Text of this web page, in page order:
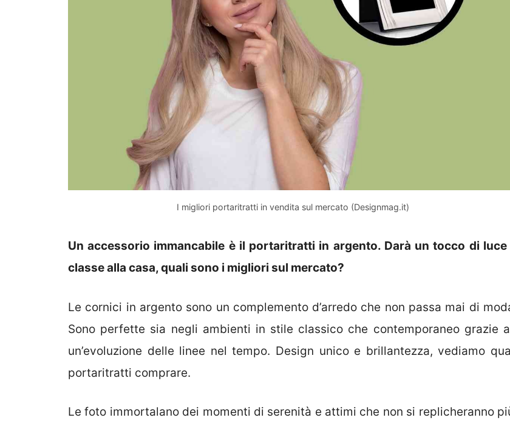
I migliori portaritratti in vendita sul mercato (Designmag.it)
Un accessorio immancabile è il portaritratti in argento. Darà un tocco di luce
classe alla casa, quali sono i migliori sul mercato?
Le cornici in argento sono un complemento d’arredo che non passa mai di
Sono perfette sia negli ambienti in stile classico che contemporaneo grazie
un’evoluzione delle linee nel tempo. Design unico e brillantezza, vediamo
portaritratti comprare.
Le foto immortalano dei momenti di serenità e attimi che non si replicheranno